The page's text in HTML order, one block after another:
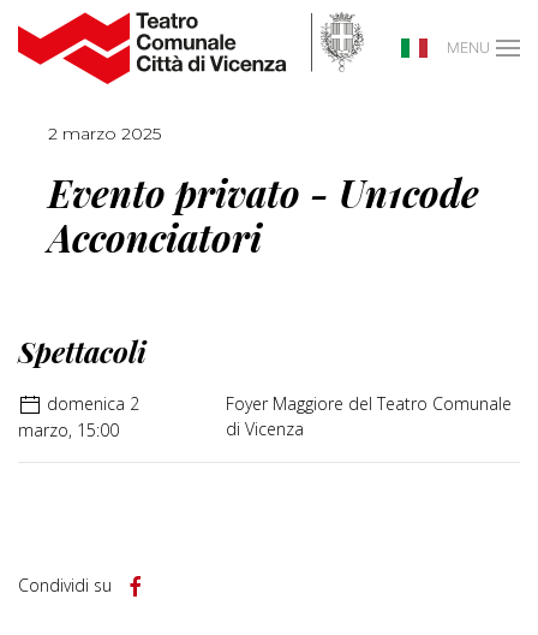
MENU
2 marzo 2025
Evento privato - Un1code
Acconciatori
Spettacoli
domenica 2
marzo, 15:00
Foyer Maggiore del Teatro Comunale
di Vicenza
Condividi su